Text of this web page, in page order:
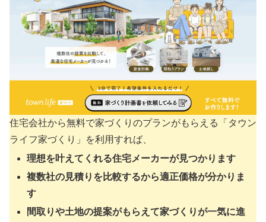
住宅会社から無料で家づくりのプランがもらえる「タウン
ライフ家づくり」を利用すれば、
理想を叶えてくれる住宅メーカーが見つかります
複数社の見積りを比較するから適正価格が分かりま
す
間取りや土地の提案がもらえて家づくりが一気に進